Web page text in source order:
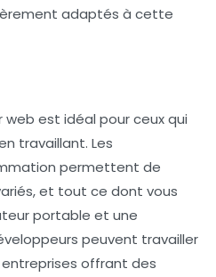
adaptés à cette
web est idéal pour ceux qui
travaillant. Les
permettent de
et tout ce dont vous
portable et une
peuvent travailler
offrant des